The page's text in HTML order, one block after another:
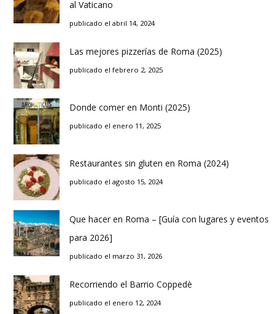
al Vaticano
publicado el abril 14, 2024
Las mejores pizzerías de Roma (2025)
publicado el febrero 2, 2025
Donde comer en Monti (2025)
publicado el enero 11, 2025
Restaurantes sin gluten en Roma (2024)
publicado el agosto 15, 2024
Que hacer en Roma – [Guía con lugares y eventos
para 2026]
publicado el marzo 31, 2026
Recorriendo el Barrio Coppedè
publicado el enero 12, 2024